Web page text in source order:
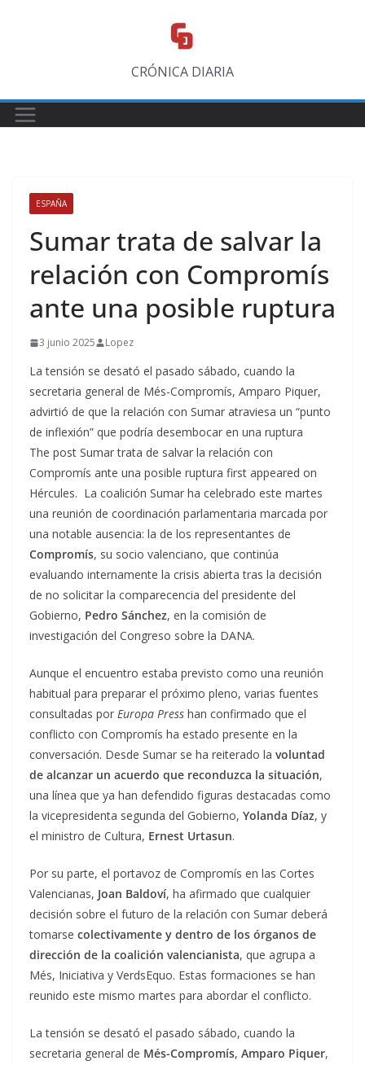
CRÓNICA DIARIA
ESPAÑA
Sumar trata de salvar la
relación con Compromís
ante una posible ruptura
3 junio 2025 Lopez
La tensión se desató el pasado sábado, cuando la
secretaria general de Més-Compromís, Amparo Piquer,
advirtió de que la relación con Sumar atraviesa un “punto
de inflexión” que podría desembocar en una ruptura
The post Sumar trata de salvar la relación con
Compromís ante una posible ruptura first appeared on
Hércules. La coalición Sumar ha celebrado este martes
una reunión de coordinación parlamentaria marcada por
una notable ausencia: la de los representantes de
Compromís, su socio valenciano, que continúa
evaluando internamente la crisis abierta tras la decisión
de no solicitar la comparecencia del presidente del
Gobierno, Pedro Sánchez, en la comisión de
investigación del Congreso sobre la DANA.
Aunque el encuentro estaba previsto como una reunión
habitual para preparar el próximo pleno, varias fuentes
consultadas por Europa Press han confirmado que el
conflicto con Compromís ha estado presente en la
conversación. Desde Sumar se ha reiterado la voluntad
de alcanzar un acuerdo que reconduzca la situación,
una línea que ya han defendido figuras destacadas como
la vicepresidenta segunda del Gobierno, Yolanda Díaz, y
el ministro de Cultura, Ernest Urtasun.
Por su parte, el portavoz de Compromís en las Cortes
Valencianas, Joan Baldoví, ha afirmado que cualquier
decisión sobre el futuro de la relación con Sumar deberá
tomarse colectivamente y dentro de los órganos de
dirección de la coalición valencianista, que agrupa a
Més, Iniciativa y VerdsEquo. Estas formaciones se han
reunido este mismo martes para abordar el conflicto.
La tensión se desató el pasado sábado, cuando la
secretaria general de Més-Compromís, Amparo Piquer,